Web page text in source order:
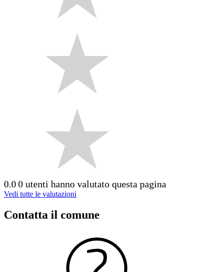
0.00 utenti hanno valutato questa pagina
Vedi tutte le valutazioni
Contatta il comune